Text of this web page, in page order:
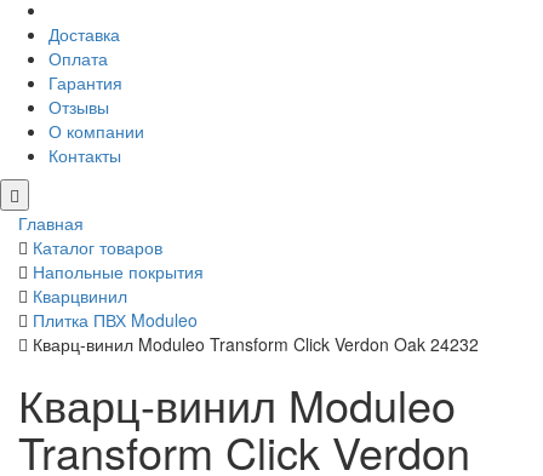
Доставка
Оплата
Гарантия
Отзывы
О компании
Контакты
Главная
Каталог товаров
Напольные покрытия
Кварцвинил
Плитка ПВХ Moduleo
Кварц-винил Moduleo Transform Click Verdon Oak 24232
Кварц-винил Moduleo
Transform Click Verdon